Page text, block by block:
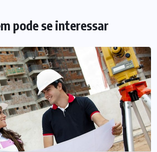
pode se interessar